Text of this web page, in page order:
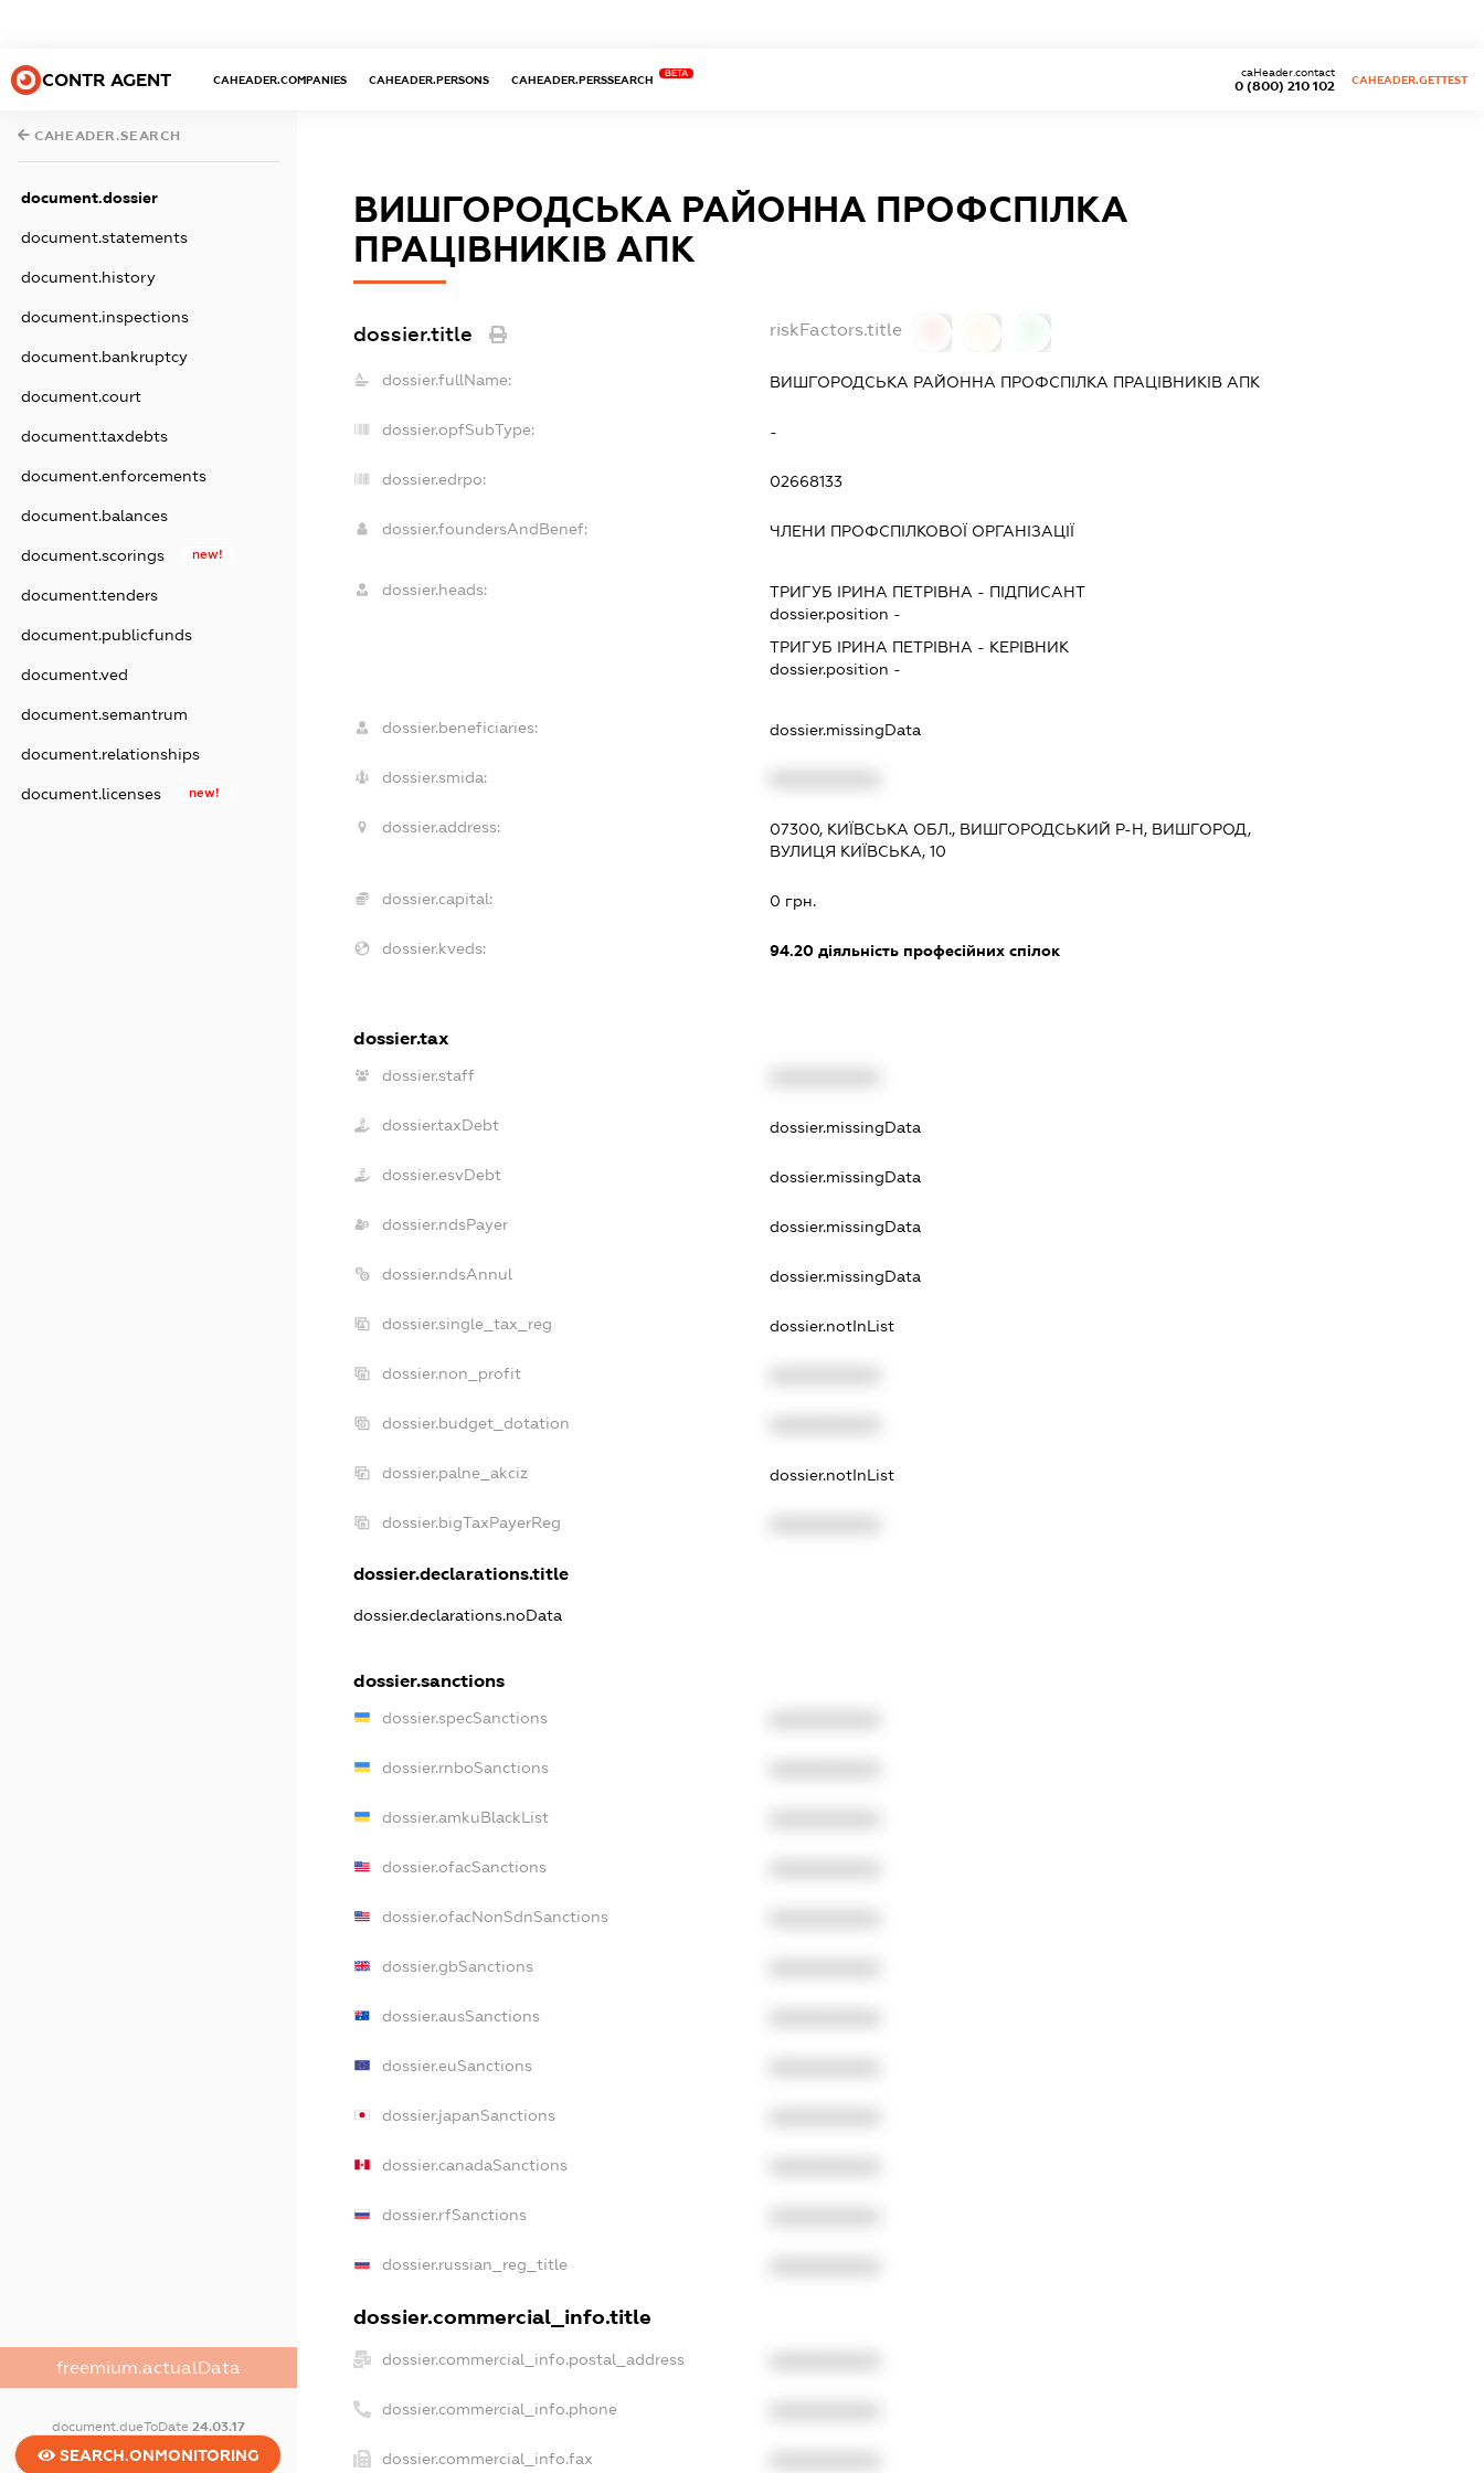
CONTR AGENT CAHEADER.COMPANIES CAHEADER.PERSONS CAHEADER.PERSSEARCH
BETA
0 (800) 210 102
caHeader.contact
CAHEADER.GETTEST
CAHEADER.SEARCH
document.dossier
document.statements
document.history
document.inspections
document.bankruptcy
document.court
document.taxdebts
document.enforcements
document.balances
document.scorings new!
document.tenders
document.publicfunds
document.ved
document.semantrum
document.relationships
document.licenses new!
freemium.actualData
document.dueToDate 24.03.17
SEARCH.ONMONITORING
ВИШГОРОДСЬКА РАЙОННА ПРОФСПІЛКА
ПРАЦІВНИКІВ АПК
dossier.title riskFactors.title
dossier.fullName: ВИШГОРОДСЬКА РАЙОННА ПРОФСПІЛКА ПРАЦІВНИКІВ АПК
dossier.opfSubType: -
dossier.edrpo: 02668133
dossier.foundersAndBenef: ЧЛЕНИ ПРОФСПІЛКОВОЇ ОРГАНІЗАЦІЇ
dossier.heads: ТРИГУБ ІРИНА ПЕТРІВНА - ПІДПИСАНТ
dossier.position -
ТРИГУБ ІРИНА ПЕТРІВНА - КЕРІВНИК
dossier.position -
dossier.beneficiaries: dossier.missingData
dossier.smida:
dossier.address:
07300, КИЇВСЬКА ОБЛ., ВИШГОРОДСЬКИЙ Р-Н, ВИШГОРОД,
ВУЛИЦЯ КИЇВСЬКА, 10
dossier.capital: 0 грн.
dossier.kveds: 94.20 діяльність професійних спілок
dossier.tax
dossier.staff
dossier.taxDebt dossier.missingData
dossier.esvDebt dossier.missingData
dossier.ndsPayer dossier.missingData
dossier.ndsAnnul dossier.missingData
dossier.single_tax_reg dossier.notInList
dossier.non_profit
dossier.budget_dotation
dossier.palne_akciz dossier.notInList
dossier.bigTaxPayerReg
dossier.declarations.title
dossier.declarations.noData
dossier.sanctions
dossier.specSanctions
dossier.rnboSanctions
dossier.amkuBlackList
dossier.ofacSanctions
dossier.ofacNonSdnSanctions
dossier.gbSanctions
dossier.ausSanctions
dossier.euSanctions
dossier.japanSanctions
dossier.canadaSanctions
dossier.rfSanctions
dossier.russian_reg_title
dossier.commercial_info.title
dossier.commercial_info.postal_address
dossier.commercial_info.phone
dossier.commercial_info.fax